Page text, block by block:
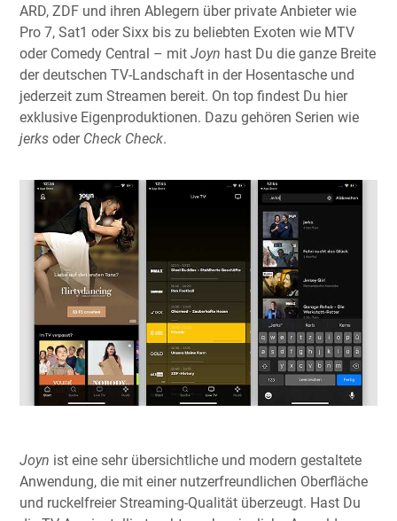
ARD, ZDF und ihren Ablegern über private Anbieter wie
Pro 7, Sat1 oder Sixx bis zu beliebten Exoten wie MTV
oder Comedy Central – mit Joyn hast Du die ganze Breite
der deutschen TV-Landschaft in der Hosentasche und
jederzeit zum Streamen bereit. On top findest Du hier
exklusive Eigenproduktionen. Dazu gehören Serien wie
jerks oder Check Check.
Joyn ist eine sehr übersichtliche und modern gestaltete
Anwendung, die mit einer nutzerfreundlichen Oberfläche
und ruckelfreier Streaming-Qualität überzeugt. Hast Du